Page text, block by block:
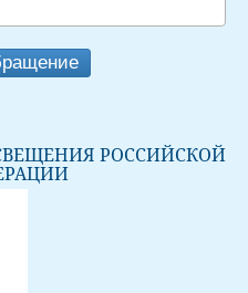
РОССИЙСКОЙ